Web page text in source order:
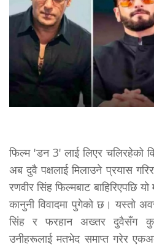
फिल्म 'डन 3' लाई लिएर चलिरहेको
अब दुवै पक्षलाई मिलाउने प्रयास
रणवीर सिंह फिल्मबाट बाहिरिएपछि
कानुनी विवादमा पुगेको छ। यस्तो
सिंह र फरहान अख्तर दुवैसँग
उनीहरूलाई मतभेद समाप्त गरेर